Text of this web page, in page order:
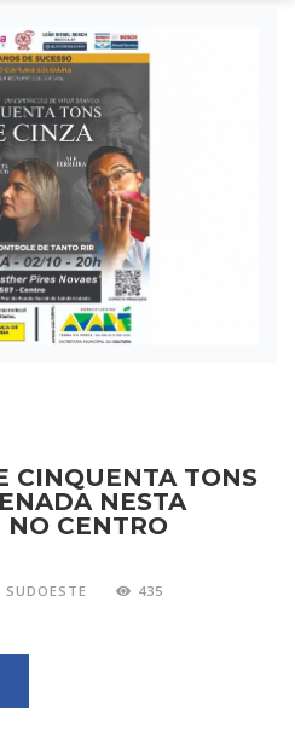
CINQUENTA TONS
NESTA
CENTRO
SUDOESTE 435